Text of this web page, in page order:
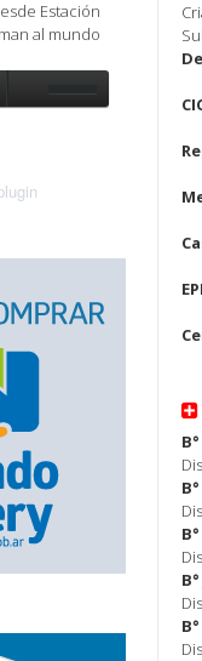
Estación
al mundo